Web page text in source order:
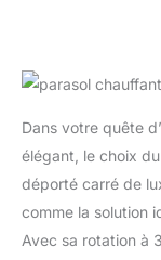
Dans votre quête
élégant, le choix
déporté carré de
comme la solution
Avec sa rotation à